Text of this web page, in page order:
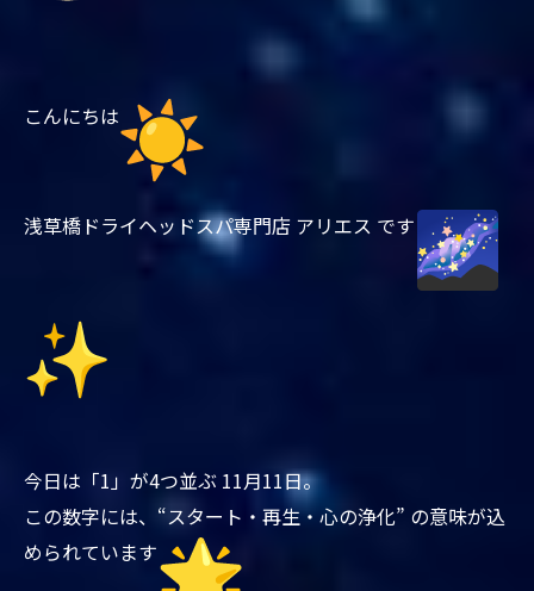
こんにちは
浅草橋ドライヘッドスパ専門店 アリエス です
今日は「1」が4つ並ぶ 11月11日。
この数字には、“スタート・再生・心の浄化” の意味が込
められています